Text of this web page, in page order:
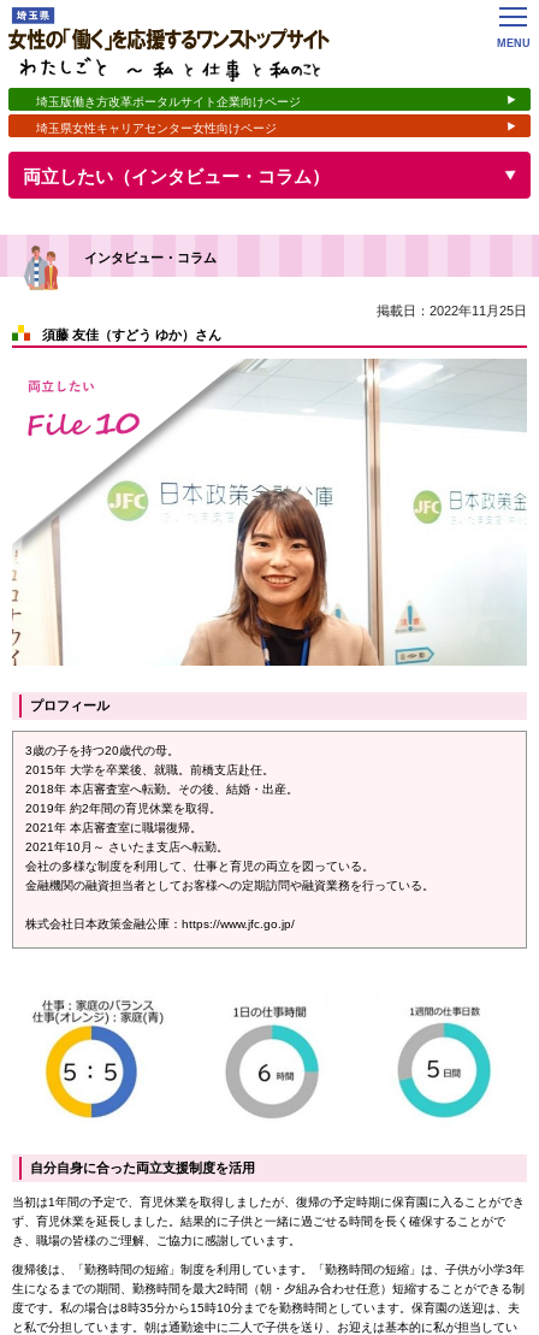
女性の「働く」を応援するワンストップサイト
わたしごと ～私 と 仕事 と 私のこと
埼玉版働き方改革ポータルサイト企業向けページ
埼玉県女性キャリアセンター女性向けページ
MENU
両立したい（インタビュー・コラム）
インタビュー・コラム
掲載日：2022年11月25日
須藤 友佳（すどう ゆか）さん
プロフィール
3歳の子を持つ20歳代の母。
2015年 大学を卒業後、就職。前橋支店赴任。
2018年 本店審査室へ転勤。その後、結婚・出産。
2019年 約2年間の育児休業を取得。
2021年 本店審査室に職場復帰。
2021年10月～ さいたま支店へ転勤。
会社の多様な制度を利用して、仕事と育児の両立を図っている。
金融機関の融資担当者としてお客様への定期訪問や融資業務を行っている。
株式会社日本政策金融公庫：https://www.jfc.go.jp/
自分自身に合った両立支援制度を活用
当初は1年間の予定で、育児休業を取得しましたが、復帰の予定時期に保育園に入ることができ
ず、育児休業を延長しました。結果的に子供と一緒に過ごせる時間を長く確保することがで
き、職場の皆様のご理解、ご協力に感謝しています。
復帰後は、「勤務時間の短縮」制度を利用しています。「勤務時間の短縮」は、子供が小学3年
生になるまでの期間、勤務時間を最大2時間（朝・夕組み合わせ任意）短縮することができる制
度です。私の場合は8時35分から15時10分までを勤務時間としています。保育園の送迎は、夫
と私で分担しています。朝は通勤途中に二人で子供を送り、お迎えは基本的に私が担当してい